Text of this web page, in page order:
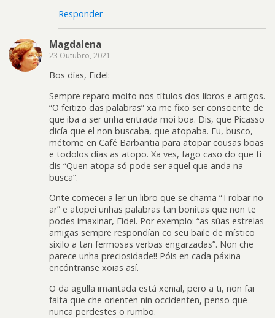
Responder
Magdalena
23 Outubro, 2021
Bos días, Fidel:
Sempre reparo moito nos títulos dos libros e artigos.
“O feitizo das palabras” xa me fixo ser consciente de
que iba a ser unha entrada moi boa. Dis, que Picasso
dicía que el non buscaba, que atopaba. Eu, busco,
métome en Café Barbantia para atopar cousas boas
e todolos días as atopo. Xa ves, fago caso do que ti
dis “Quen atopa só pode ser aquel que anda na
busca”.
Onte comecei a ler un libro que se chama “Trobar no
ar” e atopei unhas palabras tan bonitas que non te
podes imaxinar, Fidel. Por exemplo: “as súas estrelas
amigas sempre respondían co seu baile de místico
sixilo a tan fermosas verbas engarzadas”. Non che
parece unha preciosidade!! Póis en cada páxina
encóntranse xoias así.
O da agulla imantada está xenial, pero a ti, non fai
falta que che orienten nin occidenten, penso que
nunca perdestes o rumbo.